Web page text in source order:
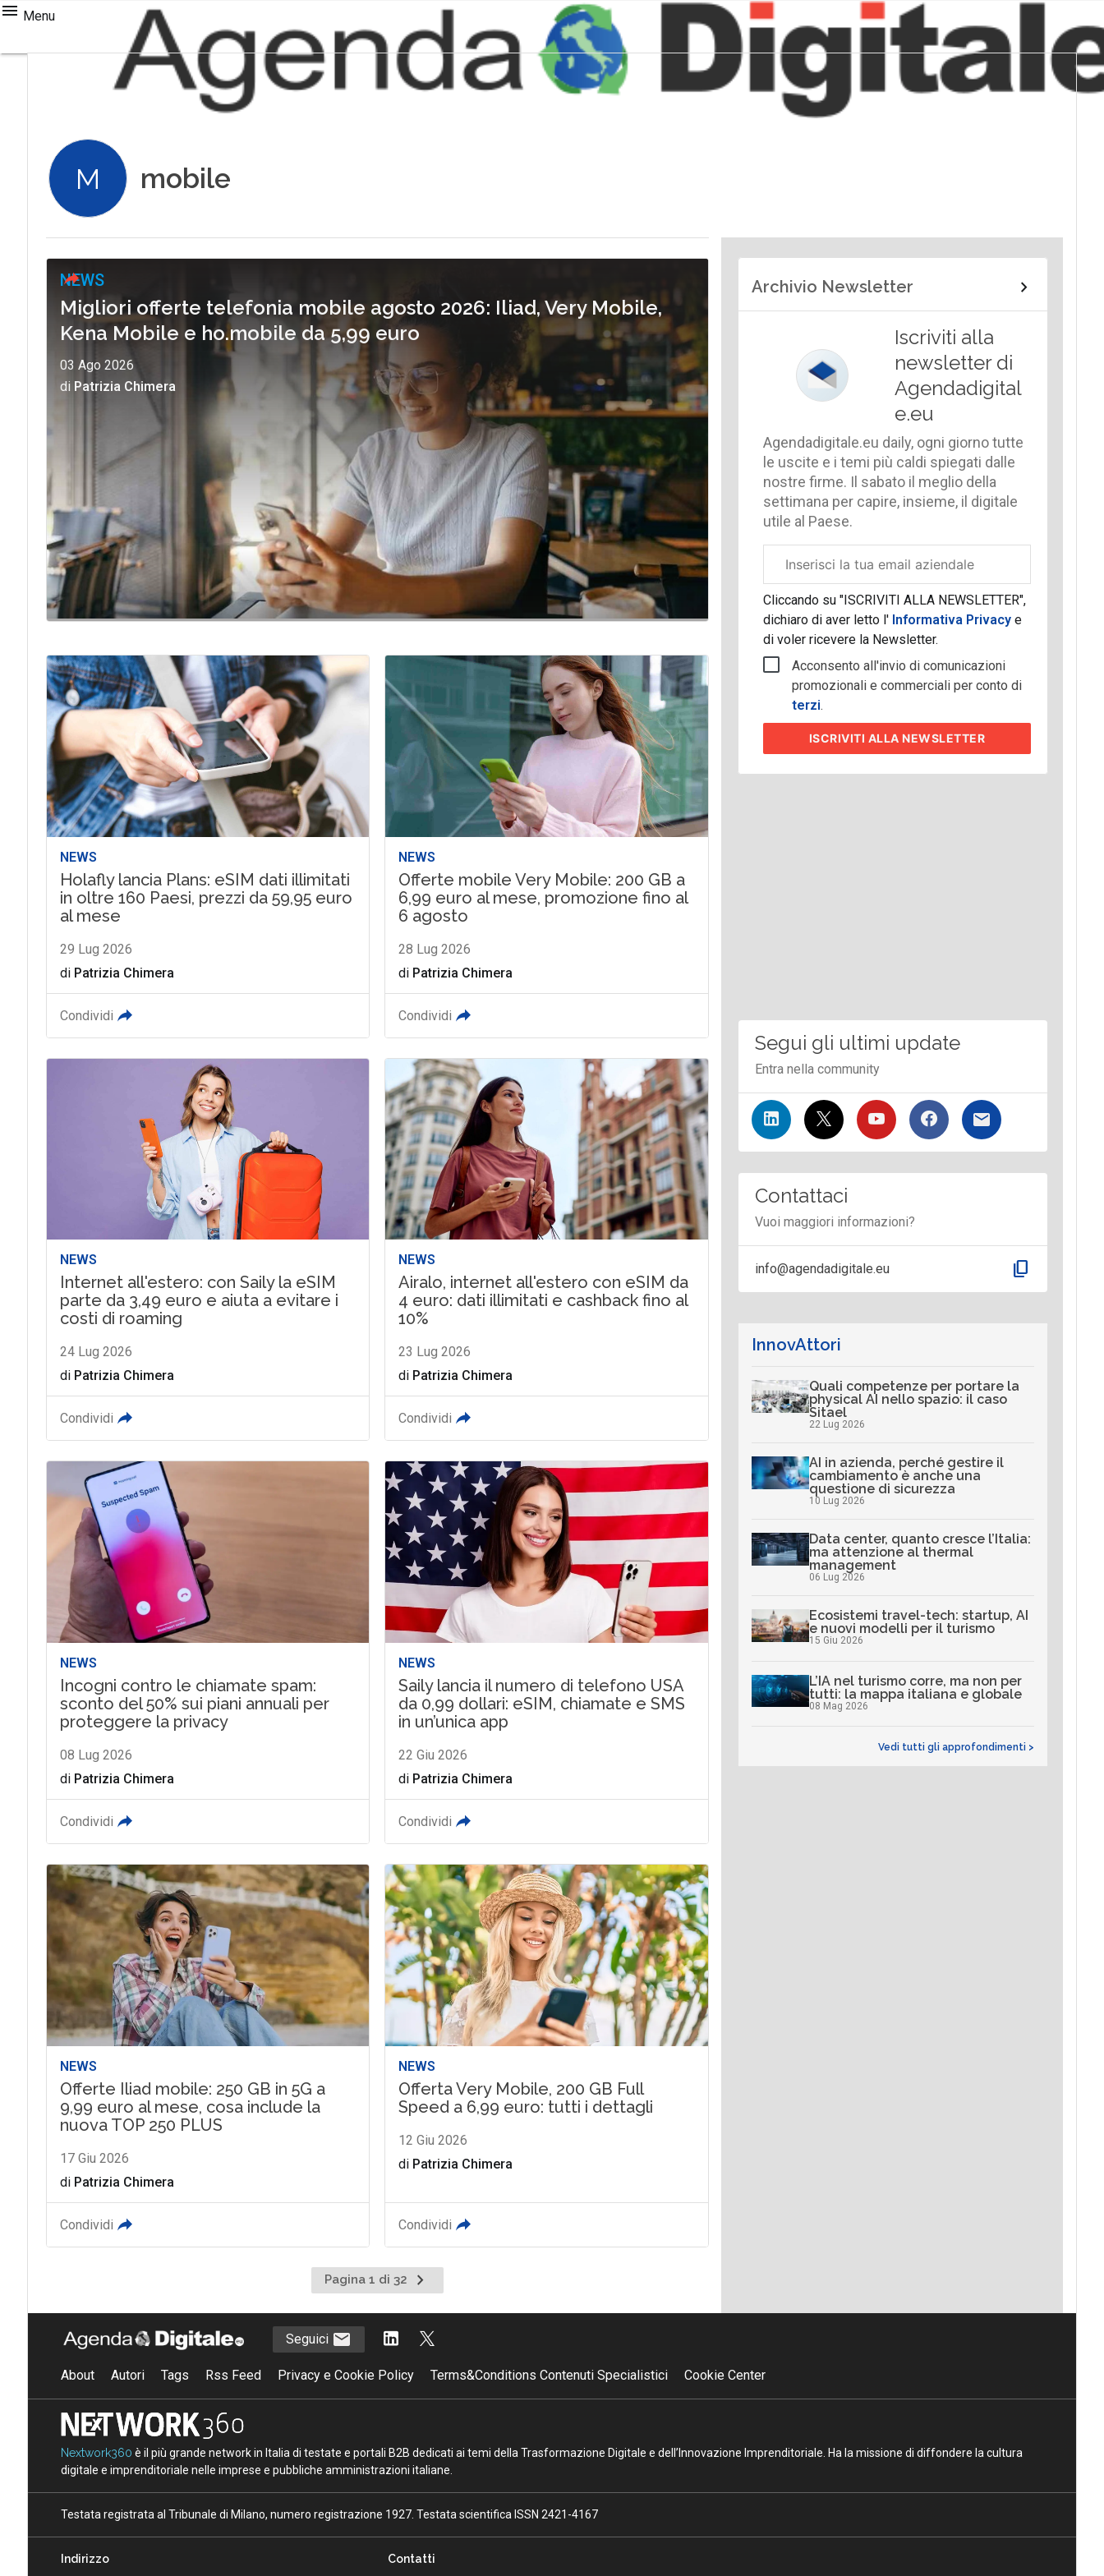
Menu
M mobile
NEWS
Migliori offerte telefonia mobile agosto 2026: Iliad, Very Mobile,
Kena Mobile e ho.mobile da 5,99 euro
03 Ago 2026
di Patrizia Chimera
NEWS
Holafly lancia Plans: eSIM dati illimitati
in oltre 160 Paesi, prezzi da 59,95 euro
al mese
29 Lug 2026
di Patrizia Chimera
Condividi
NEWS
Offerte mobile Very Mobile: 200 GB a
6,99 euro al mese, promozione fino al
6 agosto
28 Lug 2026
di Patrizia Chimera
Condividi
NEWS
Internet all'estero: con Saily la eSIM
parte da 3,49 euro e aiuta a evitare i
costi di roaming
24 Lug 2026
di Patrizia Chimera
Condividi
NEWS
Airalo, internet all'estero con eSIM da
4 euro: dati illimitati e cashback fino al
10%
23 Lug 2026
di Patrizia Chimera
Condividi
NEWS
Incogni contro le chiamate spam:
sconto del 50% sui piani annuali per
proteggere la privacy
08 Lug 2026
di Patrizia Chimera
Condividi
NEWS
Saily lancia il numero di telefono USA
da 0,99 dollari: eSIM, chiamate e SMS
in un’unica app
22 Giu 2026
di Patrizia Chimera
Condividi
NEWS
Offerte Iliad mobile: 250 GB in 5G a
9,99 euro al mese, cosa include la
nuova TOP 250 PLUS
17 Giu 2026
di Patrizia Chimera
Condividi
NEWS
Offerta Very Mobile, 200 GB Full
Speed a 6,99 euro: tutti i dettagli
12 Giu 2026
di Patrizia Chimera
Condividi
Pagina 1 di 32
Pagina
successiva
Archivio Newsletter
Iscriviti alla
newsletter di
Agendadigital
e.eu
Agendadigitale.eu daily, ogni giorno tutte
le uscite e i temi più caldi spiegati dalle
nostre firme. Il sabato il meglio della
settimana per capire, insieme, il digitale
utile al Paese.
aziendale
Cliccando su "ISCRIVITI ALLA NEWSLETTER",
dichiaro di aver letto l'Informativa Privacy e
di voler ricevere la Newsletter.
Acconsento all'invio di comunicazioni
promozionali e commerciali per conto di
terzi.
ISCRIVITI ALLA NEWSLETTER
Segui gli ultimi update
Entra nella community
Contattaci
Vuoi maggiori informazioni?
info@agendadigitale.eu content_copy
InnovAttori
Quali competenze per portare la
physical AI nello spazio: il caso
Sitael
22 Lug 2026
AI in azienda, perché gestire il
cambiamento è anche una
questione di sicurezza
10 Lug 2026
Data center, quanto cresce l’Italia:
ma attenzione al thermal
management
06 Lug 2026
Ecosistemi travel-tech: startup, AI
e nuovi modelli per il turismo
15 Giu 2026
L’IA nel turismo corre, ma non per
tutti: la mappa italiana e globale
08 Mag 2026
Vedi tutti gli approfondimenti >
Seguici
About Autori Tags Rss Feed Privacy e Cookie Policy Terms&Conditions Contenuti Specialistici Cookie Center
Nextwork360 è il più grande network in Italia di testate e portali B2B dedicati ai temi della Trasformazione Digitale e dell’Innovazione Imprenditoriale. Ha la missione di diffondere la cultura
digitale e imprenditoriale nelle imprese e pubbliche amministrazioni italiane.
Testata registrata al Tribunale di Milano, numero registrazione 1927. Testata scientifica ISSN 2421-4167
Indirizzo Contatti